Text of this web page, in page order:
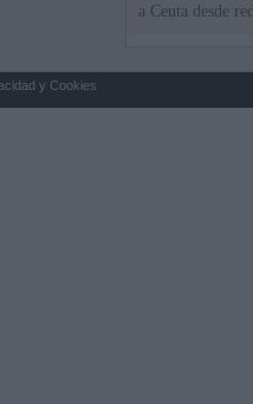
a Ceuta desde
y Cookies